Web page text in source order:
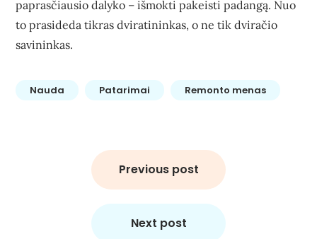
paprasčiausio dalyko – išmokti pakeisti padangą. Nuo
to prasideda tikras dviratininkas, o ne tik dviračio
savininkas.
Nauda Patarimai Remonto menas
Previous post
Next post